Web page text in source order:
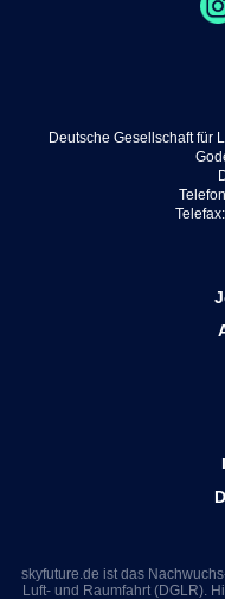
Deutsche Gesellschaft für
skyfuture.de ist das
Luft- und Raumfahrt (DGLR).